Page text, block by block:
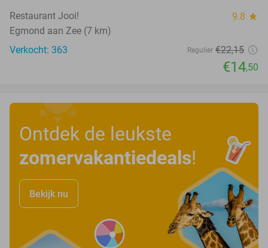
Restaurant Jooi! 9.8 star
Egmond aan Zee (7 km)
Verkocht: 363
Regulier €22,15
€14,50
Ontdek de leukste
zomervakantiedeals!
Bekijk nu